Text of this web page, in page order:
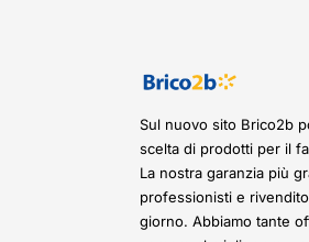
Sul nuovo sito Brico2b
scelta di prodotti per il
La nostra garanzia più
professionisti e
giorno. Abbiamo tante